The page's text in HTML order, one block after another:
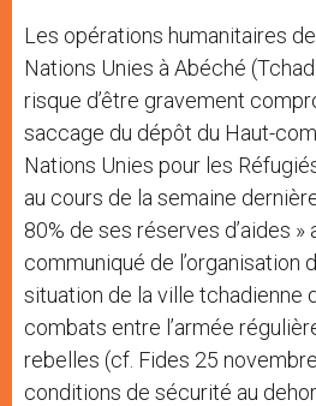
Les opérations humanitaires
Nations Unies à Abéché
risque d’être gravement
saccage du dépôt du Haut-
Nations Unies pour les
au cours de la semaine
80% de ses réserves d’aides »
communiqué de l’organisation
situation de la ville tchadienne
combats entre l’armée
rebelles (cf. Fides 25
conditions de sécurité au